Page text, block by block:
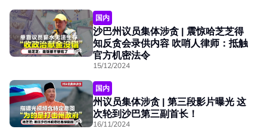
国内
沙巴州议员集体涉贪 | 震惊哈芝芝得
知反贪会录供内容 吹哨人律师：抵触
官方机密法令
15/12/2024
国内
州议员集体涉贪 | 第三段影片曝光 这
次轮到沙巴第三副首长！
16/11/2024